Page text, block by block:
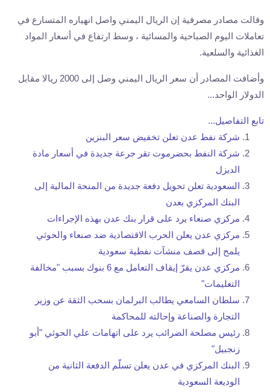
وقالت مصادر مصرفية إن الريال اليمني واصل انهياره المتسارع في
تعاملات اليوم الصباحية والمسائية ، وسط ارتفاع في أسعار المواد
الغذائية والسلعية.
وأضافت المصادر أن سعر الريال اليمني وصل إلى 2000 ريالا مقابل
الدولار الواحد...
تابع التفاصيل...
شركة نفط عدن تعلن تخفيض سعر البنزين
شركة النفط بحضرموت تقر جرعة جديدة في أسعار مادة
الديزل
السعودية تعلن تحويل دفعة جديدة من المنحة المالية إلى
البنك المركزي بعدن
مركزي صنعاء يرد على قرار بنك عدن بهذه الإجراءات
مركزي عدن يعلن الحرب الاقتصادية ضد صنعاء والحوثي
يلمح إلى قصف منشآت نفطية سعودية
مركزي عدن يقرّ إيقاف التعامل مع 6 بنوك بسبب "مخالفة
التعليمات"
سلطان السامعي يطالب البرلمان بسحب الثقة عن وزير
التجارة والصناعة وإحالته للمحاكمة
رئيس مصلحة الضرائب يرد على اتهامات علي الحوثي "أبو
زنجبيل"
البنك المركزي في عدن يعلن تسلّم الدفعة الثانية من
الوديعة السعودية